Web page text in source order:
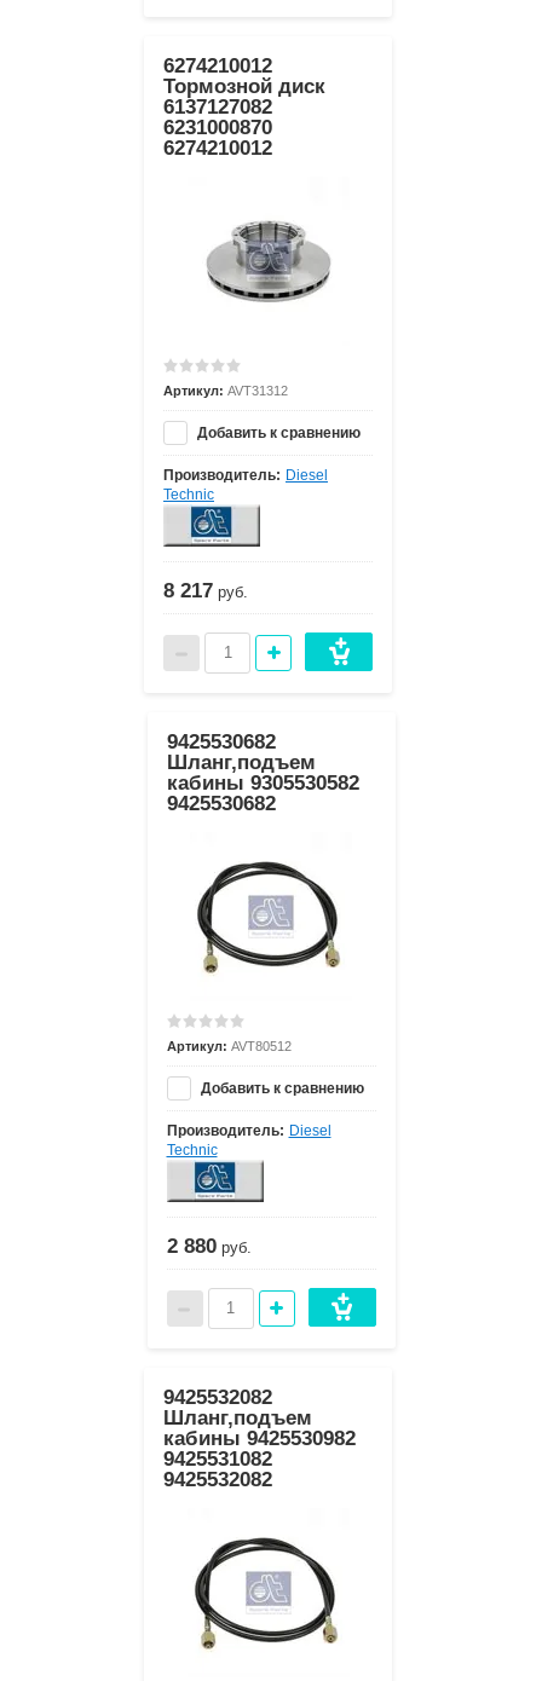
6274210012
Тормозной диск
6137127082
6231000870
6274210012
Артикул: AVT31312
Добавить к сравнению
Производитель: Diesel
Technic
8 217 руб.
9425530682
Шланг,подъем
кабины 9305530582
9425530682
Артикул: AVT80512
Добавить к сравнению
Производитель: Diesel
Technic
2 880руб.
9425532082
Шланг,подъем
кабины 9425530982
9425531082
9425532082